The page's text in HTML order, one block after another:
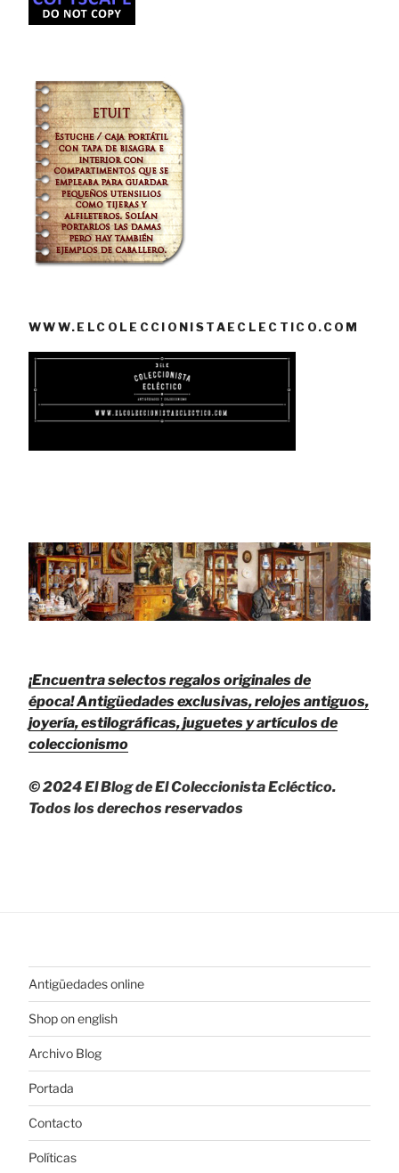
WWW.ELCOLECCIONISTAECLECTICO.COM
¡Encuentra selectos regalos originales de
época!Antigüedades exclusivas, relojes antiguos,
joyería, estilográficas, juguetes y artículos de
coleccionismo
© 2024 El Blog de El Coleccionista Ecléctico.
Todos los derechos reservados
Antigüedades online
Shop on english
Archivo Blog
Portada
Contacto
Políticas